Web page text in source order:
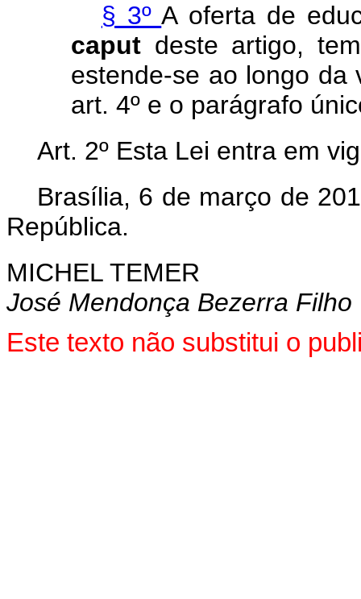
§ 3ºA oferta de
caput deste artigo,
estende-se ao longo da
art. 4º e o parágrafo
Art. 2º Esta Lei entra em
Brasília, 6 de março de
República.
MICHEL TEMER
José Mendonça Bezerra Filho
Este texto não substitui o